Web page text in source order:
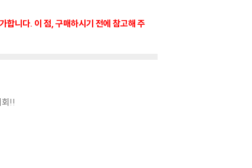
합니다. 이 점, 구매하시기 전에 참고해 주
회!!